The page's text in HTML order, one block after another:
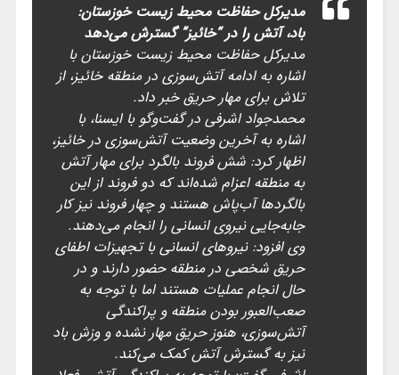
مدیرکل حفاظت محیط زیست خوزستان:
باد، آتش را در “خائیز” گسترش می‌دهد
مدیرکل حفاظت محیط زیست خوزستان با
اشاره به ادامه آتش‌سوزی در منطقه خائیز، از
تلاش برای مهار حریق خبر داد.
محمدجواد اشرفی در گفت‌وگو با ایسنا، با
اشاره به آخرین وضعیت آتش‌سوزی در خائیز،
اظهار کرد: شش فروند بالگرد برای مهار آتش
به منطقه اعزام شده‌اند که دو فروند از این
بالگردها آب‌پاش هستند و چهار فروند نیز کار
جابه‌جایی نیروی انسانی را انجام می‌دهند.
وی افزود: نیروهای انسانی با تجهیزات اطفای
حریق شخصی در منطقه حضور دارند و در
حال انجام عملیات هستند اما با توجه به
صعب‌العبور بودن منطقه و پراکندگی
آتش‌سوزی، هنوز حریق مهار نشده و وزش باد
نیز به گسترش آتش کمک می‌کند.